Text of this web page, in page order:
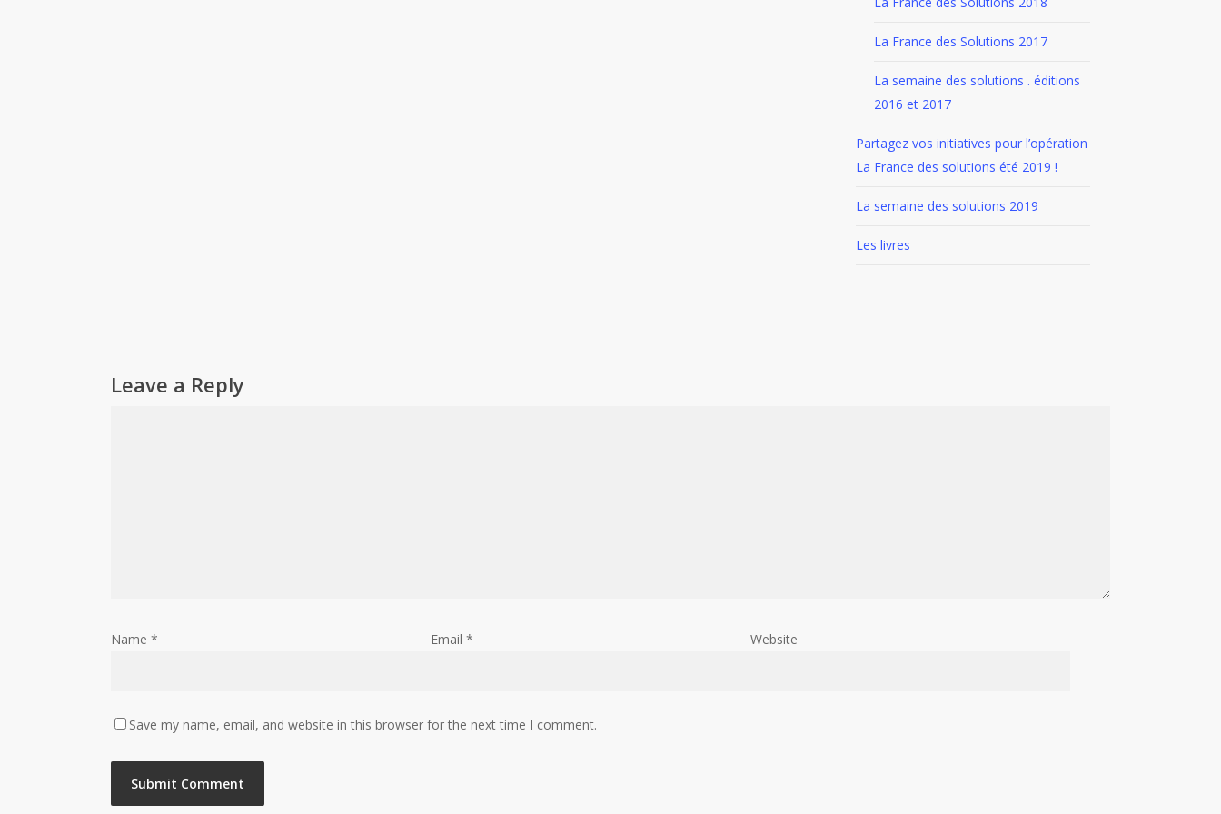
La France des Solutions 2017
La semaine des solutions . éditions
2016 et 2017
Partagez vos initiatives pour l’opération
La France des solutions été 2019 !
La semaine des solutions 2019
Les livres
Leave a Reply
Name * Email * Website
Save my name, email, and website in this browser for the next time I comment.